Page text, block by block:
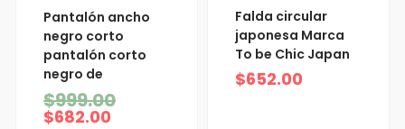
Pantalón ancho
negro corto
pantalón corto
negro de
$999.00
El
precio
original
era:
$682.00
El
precio
actual
es:
Falda circular
japonesa Marca
To be Chic Japan
$652.00